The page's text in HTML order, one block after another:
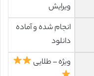
ویرایش
انجام شده و آماده
دانلود
ویژه – طلایی